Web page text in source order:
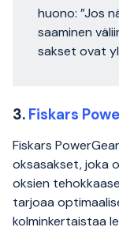
huono: ”Jos
saaminen
sakset ovat
3. Fiskars
Fiskars
oksasakset, joka
oksien
tarjoaa
kolminkertaistaa